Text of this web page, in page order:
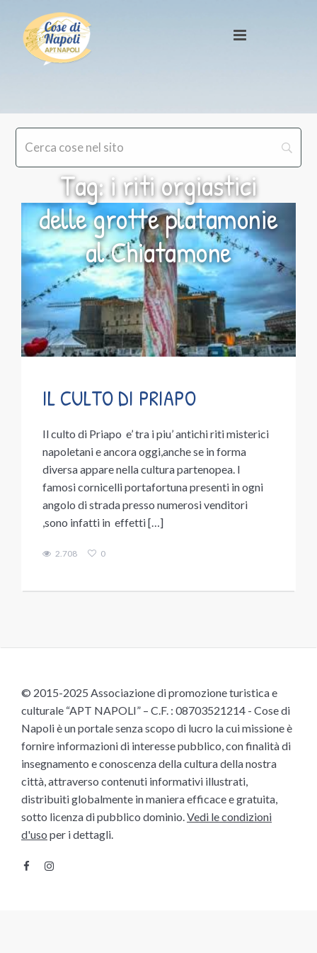
Tag: i riti orgiastici
delle grotte platamonie
al Chiatamone
IL CULTO DI PRIAPO
Il culto di Priapo e’ tra i piu’ antichi riti misterici
napoletani e ancora oggi,anche se in forma
diversa appare nella cultura partenopea. I
famosi cornicelli portafortuna presenti in ogni
angolo di strada presso numerosi venditori
,sono infatti in effetti […]
2.708 0
© 2015-2025 Associazione di promozione turistica e
culturale “APT NAPOLI” – C.F. : 08703521214 - Cose di
Napoli è un portale senza scopo di lucro la cui missione è
fornire informazioni di interesse pubblico, con finalità di
insegnamento e conoscenza della cultura della nostra
città, attraverso contenuti informativi illustrati,
distribuiti globalmente in maniera efficace e gratuita,
sotto licenza di pubblico dominio.Vedi le condizioni
d'uso per i dettagli.